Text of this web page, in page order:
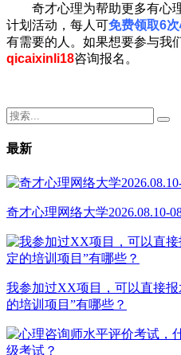
奇才心理为帮助更多有心理
计划活动，每人可免费领取6
有需要的人。如果想要参与我
qicaixinli18咨询报名。
最新
奇才心理网络大学2026.08.10-
我参加过XX项目，可以直接
的培训项目”有哪些？